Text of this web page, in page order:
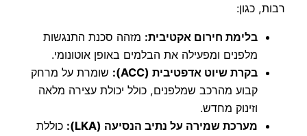
רבות, כגון:
בלימת חירום אקטיבית: מזהה סכנת התנגשות
מלפנים ומפעילה את הבלמים באופן אוטונומי.
בקרת שיוט אדפטיבית (ACC):
שומרת על מרחק
קבוע מהרכב שמלפנים, כולל יכולת עצירה מלאה
וזינוק מחדש.
מערכת שמירה על נתיב הנסיעה (LKA):
כוללת